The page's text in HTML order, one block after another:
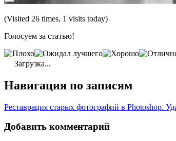
(Visited 26 times, 1 visits today)
Голосуем за статью!
Загрузка...
Навигация по записям
Реставрация старых фотографий в Photoshop.
Добавить комментарий